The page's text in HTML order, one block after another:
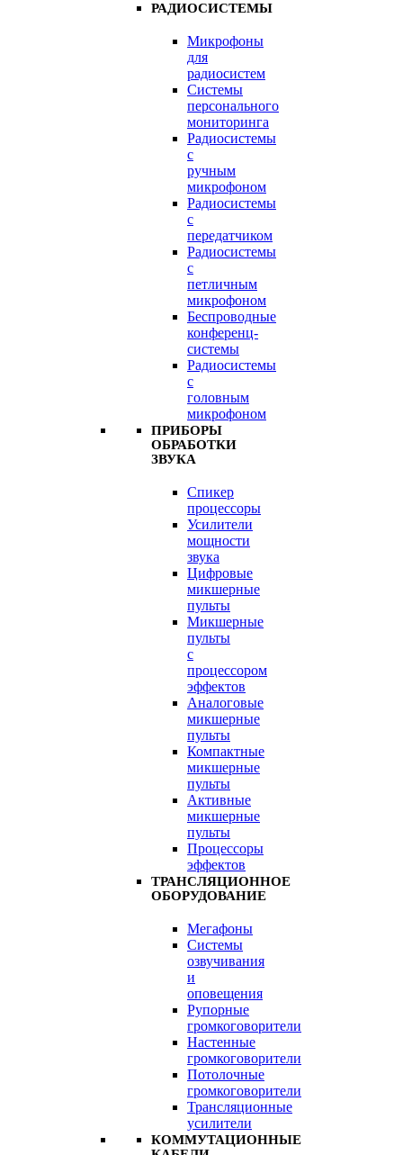
РАДИОСИСТЕМЫ
Микрофоны
для
радиосистем
Системы
персонального
мониторинга
Радиосистемы
c
ручным
микрофоном
Радиосистемы
с
передатчиком
Радиосистемы
с
петличным
микрофоном
Беспроводные
конференц-
системы
Радиосистемы
с
головным
микрофоном
ПРИБОРЫ
ОБРАБОТКИ
ЗВУКА
Спикер
процессоры
Усилители
мощности
звука
Цифровые
микшерные
пульты
Микшерные
пульты
с
процессором
эффектов
Аналоговые
микшерные
пульты
Компактные
микшерные
пульты
Активные
микшерные
пульты
Процессоры
эффектов
ТРАНСЛЯЦИОННОЕ
ОБОРУДОВАНИЕ
Мегафоны
Системы
озвучивания
и
оповещения
Рупорные
громкоговорители
Настенные
громкоговорители
Потолочные
громкоговорители
Трансляционные
усилители
КОММУТАЦИОННЫЕ